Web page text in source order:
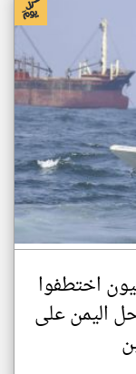
اختطفوا
اليمن على